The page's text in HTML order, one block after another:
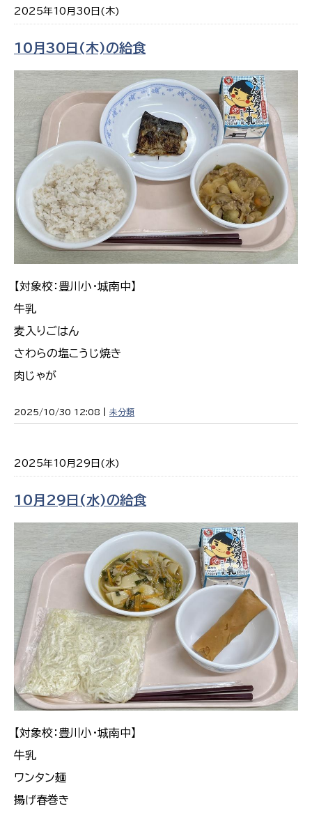
2025年10月30日(木)
10月30日(木)の給食
【対象校：豊川小・城南中】
牛乳
麦入りごはん
さわらの塩こうじ焼き
肉じゃが
2025/10/30 12:08 | 未分類
2025年10月29日(水)
10月29日(水)の給食
【対象校：豊川小・城南中】
牛乳
ワンタン麺
揚げ春巻き